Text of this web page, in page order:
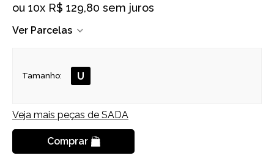
ou 10x R$ 129,80 sem juros
Ver Parcelas
Tamanho: U
Veja mais peças de SADA
Comprar